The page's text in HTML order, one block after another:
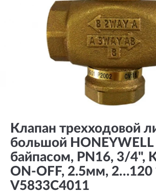
Клапан трехходовой
большой HONEYWELL
байпасом, PN16, 3/4",
ON-OFF, 2.5мм, 2…120
V5833C4011